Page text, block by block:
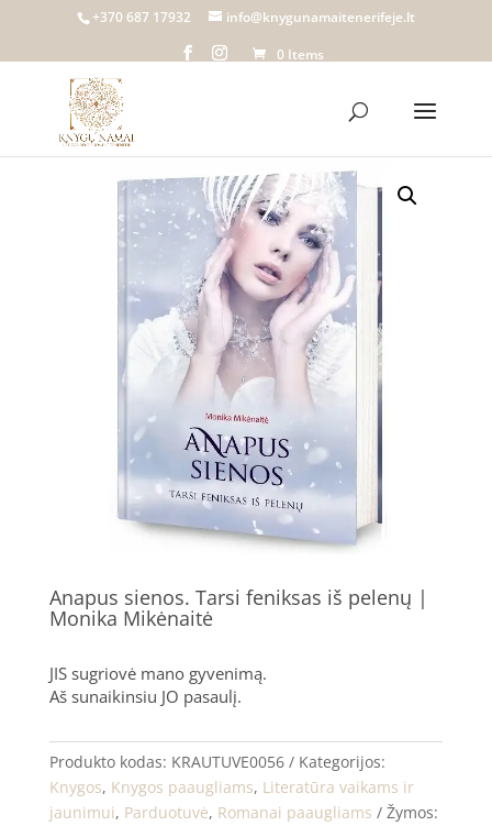
+370 687 17932
info@knygunamaitenerifeje.lt
0 Items
Home/Knygų namai Tenerifeje
Knygos/ Anapus sienos. Tarsi feniksas iš pelenų |
Monika Mikėnaitė
Anapus sienos. Tarsi feniksas iš pelenų |
Monika Mikėnaitė
JIS sugriovė mano gyvenimą.
Aš sunaikinsiu JO pasaulį.
Produkto kodas: KRAUTUVE0056
Kategorijos:
Knygos, Knygos paaugliams, Literatūra vaikams ir
jaunimui, Parduotuvė, Romanai paaugliams
Žymos: